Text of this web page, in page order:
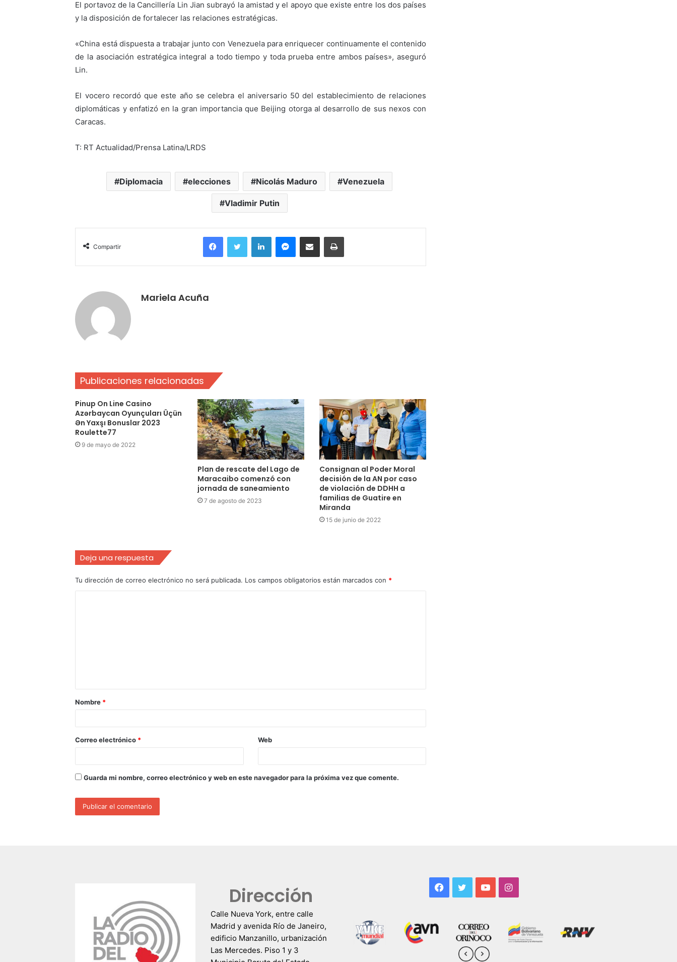
El portavoz de la Cancillería Lin Jian subrayó la amistad y el apoyo que existe entre los dos países
y la disposición de fortalecer las relaciones estratégicas.
«China está dispuesta a trabajar junto con Venezuela para enriquecer continuamente el contenido
de la asociación estratégica integral a todo tiempo y toda prueba entre ambos países», aseguró
Lin.
El vocero recordó que este año se celebra el aniversario 50 del establecimiento de relaciones
diplomáticas y enfatizó en la gran importancia que Beijing otorga al desarrollo de sus nexos con
Caracas.
T: RT Actualidad/Prensa Latina/LRDS
Diplomacia elecciones Nicolás Maduro Venezuela
Vladimir Putin
Compartir
FacebookTwitter LinkedInMessengerCompartir por correo electrónicoImprimir
Mariela Acuña
Publicaciones relacionadas
Pinup On Line Casino
Azərbaycan Oyunçuları Üçün
Ən Yaxşı Bonuslar 2023
Roulette77
9 de mayo de 2022
Plan de rescate del Lago de
Maracaibo comenzó con
jornada de saneamiento
7 de agosto de 2023
Consignan al Poder Moral
decisión de la AN por caso
de violación de DDHH a
familias de Guatire en
Miranda
15 de junio de 2022
Deja una respuesta
Tu dirección de correo electrónico no será publicada. Los campos obligatorios están marcados con *
Nombre *
Correo electrónico * Web
Guarda mi nombre, correo electrónico y web en este navegador para la próxima vez que comente.
Dirección
Calle Nueva York, entre calle
Madrid y avenida Río de Janeiro,
edificio Manzanillo, urbanización
Las Mercedes. Piso 1 y 3
Facebook
TwitterYouTubeInstagram